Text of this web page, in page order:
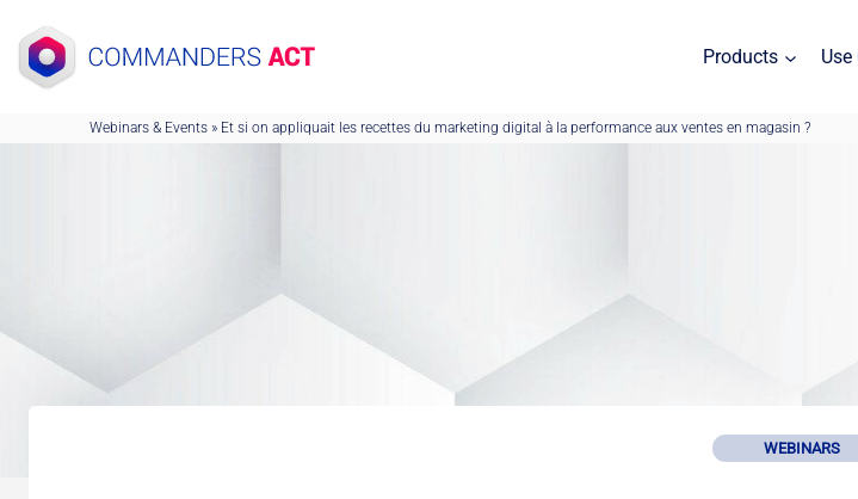
content
Products Use
Webinars & Events » Et si on appliquait les recettes du marketing digital à la performance aux ventes en magasin ?
WEBINARS